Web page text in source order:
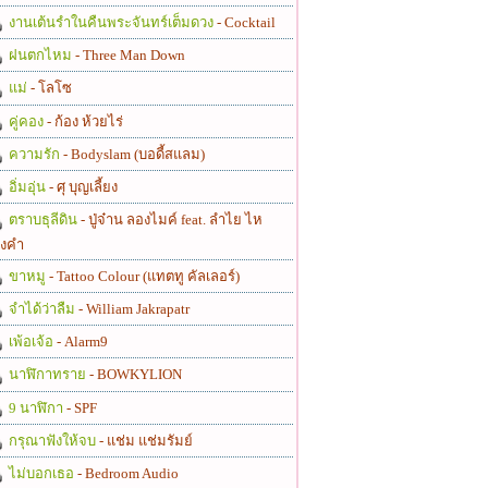
งานเต้นรำในคืนพระจันทร์เต็มดวง - Cocktail
ฝนตกไหม - Three Man Down
แม่ - โลโซ
คู่คอง - ก้อง ห้วยไร่
ความรัก - Bodyslam (บอดี้สแลม)
อิ่มอุ่น - ศุ บุญเลี้ยง
ตราบธุลีดิน - ปู่จ๋าน ลองไมค์ feat. ลำไย ไห
คำ
ขาหมู - Tattoo Colour (แทตทู คัลเลอร์)
จำได้ว่าลืม - William Jakrapatr
เพ้อเจ้อ - Alarm9
นาฬิกาทราย - BOWKYLION
9 นาฬิกา - SPF
กรุณาฟังให้จบ - แช่ม แช่มรัมย์
ไม่บอกเธอ - Bedroom Audio